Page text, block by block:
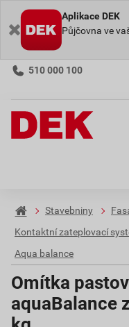
Aplikace DEK
Půjčovna ve
510 000 100
Stavebniny
Kontaktní zateplovací
Aqua balance
Omítka
aquaBalance